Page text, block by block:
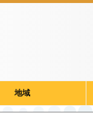
地域